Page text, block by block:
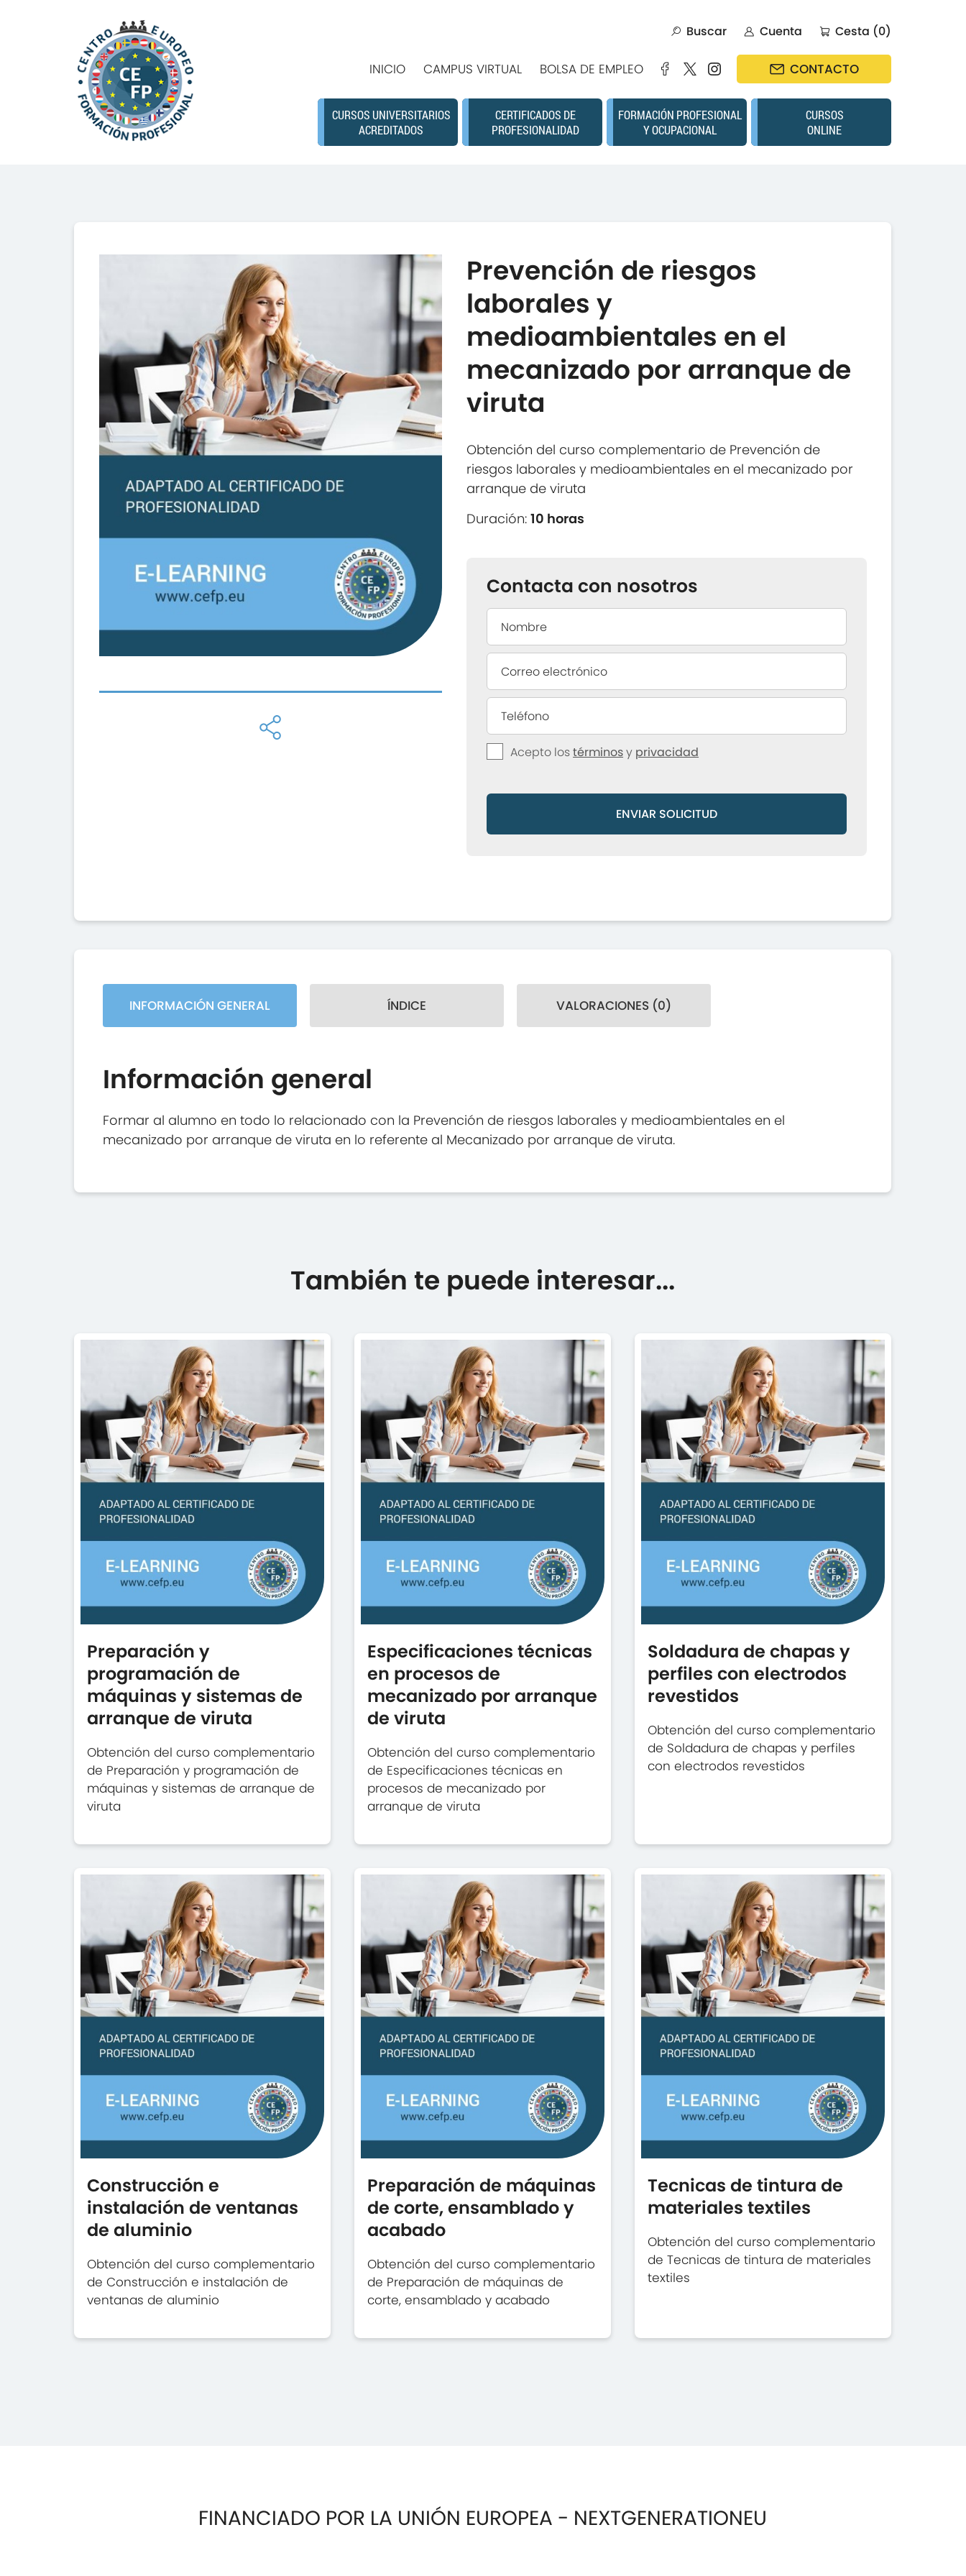
Buscar Cuenta Cesta (0)
INICIO CAMPUS VIRTUAL BOLSA DE EMPLEO CONTACTO
CURSOS UNIVERSITARIOS
ACREDITADOS
CERTIFICADOS DE
PROFESIONALIDAD
FORMACIÓN PROFESIONAL
Y OCUPACIONAL
CURSOS
ONLINE
Prevención de riesgos
laborales y
medioambientales en el
mecanizado por arranque de
viruta
Obtención del curso complementario de Prevención de
riesgos laborales y medioambientales en el mecanizado por
arranque de viruta
Duración:10 horas
Contacta con nosotros
Acepto lostérminosy privacidad
ENVIAR SOLICITUD
INFORMACIÓN GENERAL ÍNDICE VALORACIONES (0)
Información general
Formar al alumno en todo lo relacionado con la Prevención de riesgos laborales y medioambientales en el
mecanizado por arranque de viruta en lo referente al Mecanizado por arranque de viruta.
También te puede interesar...
Preparación y
programación de
máquinas y sistemas de
arranque de viruta
Obtención del curso complementario
de Preparación y programación de
máquinas y sistemas de arranque de
viruta
Especificaciones técnicas
en procesos de
mecanizado por arranque
de viruta
Obtención del curso complementario
de Especificaciones técnicas en
procesos de mecanizado por
arranque de viruta
Soldadura de chapas y
perfiles con electrodos
revestidos
Obtención del curso complementario
de Soldadura de chapas y perfiles
con electrodos revestidos
Construcción e
instalación de ventanas
de aluminio
Obtención del curso complementario
de Construcción e instalación de
ventanas de aluminio
Preparación de máquinas
de corte, ensamblado y
acabado
Obtención del curso complementario
de Preparación de máquinas de
corte, ensamblado y acabado
Tecnicas de tintura de
materiales textiles
Obtención del curso complementario
de Tecnicas de tintura de materiales
textiles
FINANCIADO POR LA UNIÓN EUROPEA - NEXTGENERATIONEU